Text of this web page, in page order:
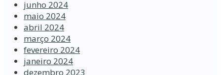
junho 2024
maio 2024
abril 2024
março 2024
fevereiro 2024
janeiro 2024
dezembro 2023